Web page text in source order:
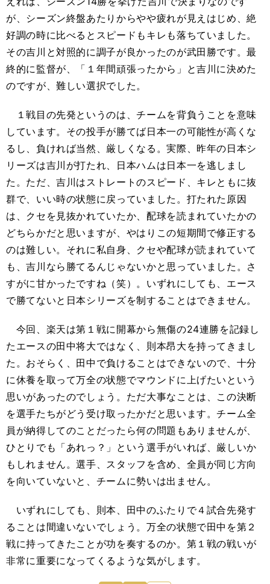
が、シーズン終盤あたりからやや疲れが見えはじめ、絶
好調の時に比べるとスピードもキレも落ちていました。
その吉川と対照的に調子が良かったのが武田勝です。最
終的に監督が、「１年間頑張ったから」と吉川に決めた
のですが、難しい選択でした。
１戦目の先発というのは、チームを背負うことを意味
しています。その投手が勝てば日本一の可能性が高くな
るし、負ければ当然、厳しくなる。実際、昨年の日本シ
リーズは吉川が打たれ、日本ハムは日本一を逃しまし
た。ただ、吉川はストレートのスピード、キレともに抜
群で、いい時の状態に戻っていました。打たれた原因
は、クセを見抜かれていたか、配球を読まれていたかの
どちらかだと思いますが、やはりこの短期間で修正する
のは難しい。それに私自身、クセや配球が読まれていて
も、吉川なら勝てるんじゃないかと思っていました。さ
すがに甘かったですね（笑）。いずれにしても、エース
で勝てないと日本シリーズを制することはできません。
今回、楽天は第１戦に開幕から無傷の24連勝を記録し
たエースの田中将大ではなく、則本昂大を持ってきまし
た。おそらく、田中で負けることはできないので、十分
に休養を取って万全の状態でマウンドに上げたいという
思いがあったのでしょう。ただ大事なことは、この決断
を選手たちがどう受け取ったかだと思います。チーム全
員が納得してのことだったら何の問題もありませんが、
ひとりでも「あれっ？」という選手がいれば、厳しいか
もしれません。選手、スタッフを含め、全員が同じ方向
を向いていないと、チームに勢いは出ません。
いずれにしても、則本、田中のふたりで４試合先発す
ることは間違いないでしょう。万全の状態で田中を第２
戦に持ってきたことが功を奏するのか。第１戦の戦いが
非常に重要になってくるような気がします。